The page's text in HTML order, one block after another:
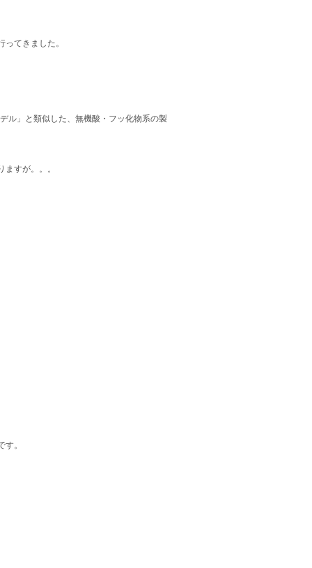
てきました。
ル」と類似した、無機酸・フッ化物系の製
すが。。。
。